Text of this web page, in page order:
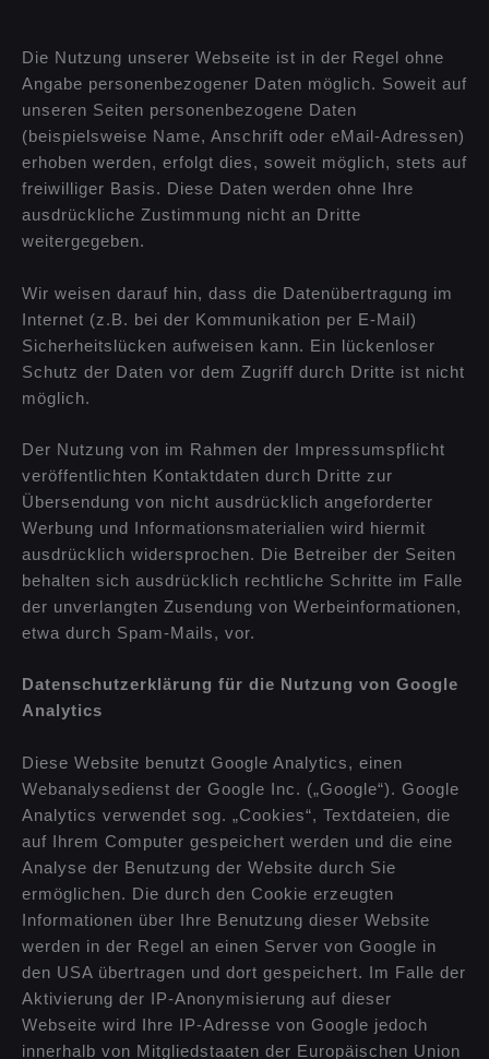
Die Nutzung unserer Webseite ist in der Regel ohne
Angabe personenbezogener Daten möglich. Soweit auf
unseren Seiten personenbezogene Daten
(beispielsweise Name, Anschrift oder eMail-Adressen)
erhoben werden, erfolgt dies, soweit möglich, stets auf
freiwilliger Basis. Diese Daten werden ohne Ihre
ausdrückliche Zustimmung nicht an Dritte
weitergegeben.
Wir weisen darauf hin, dass die Datenübertragung im
Internet (z.B. bei der Kommunikation per E-Mail)
Sicherheitslücken aufweisen kann. Ein lückenloser
Schutz der Daten vor dem Zugriff durch Dritte ist nicht
möglich.
Der Nutzung von im Rahmen der Impressumspflicht
veröffentlichten Kontaktdaten durch Dritte zur
Übersendung von nicht ausdrücklich angeforderter
Werbung und Informationsmaterialien wird hiermit
ausdrücklich widersprochen. Die Betreiber der Seiten
behalten sich ausdrücklich rechtliche Schritte im Falle
der unverlangten Zusendung von Werbeinformationen,
etwa durch Spam-Mails, vor.
Datenschutzerklärung für die Nutzung von Google
Analytics
Diese Website benutzt Google Analytics, einen
Webanalysedienst der Google Inc. („Google“). Google
Analytics verwendet sog. „Cookies“, Textdateien, die
auf Ihrem Computer gespeichert werden und die eine
Analyse der Benutzung der Website durch Sie
ermöglichen. Die durch den Cookie erzeugten
Informationen über Ihre Benutzung dieser Website
werden in der Regel an einen Server von Google in
den USA übertragen und dort gespeichert. Im Falle der
Aktivierung der IP-Anonymisierung auf dieser
Webseite wird Ihre IP-Adresse von Google jedoch
innerhalb von Mitgliedstaaten der Europäischen Union